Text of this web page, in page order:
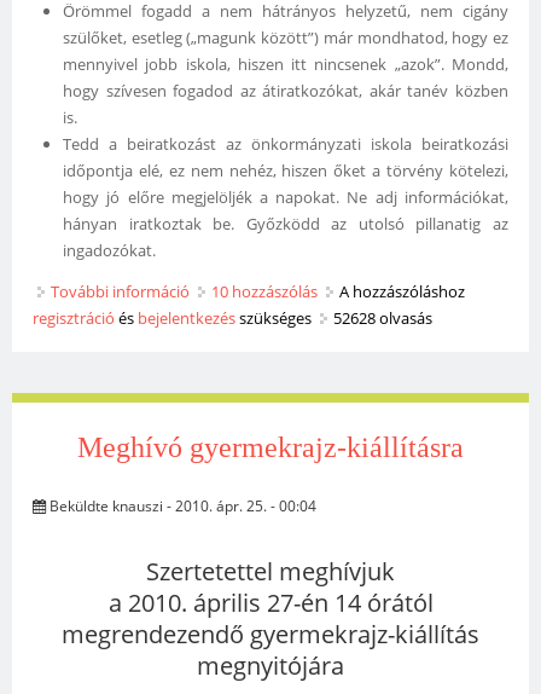
Örömmel fogadd a nem hátrányos helyzetű, nem cigány
szülőket, esetleg („magunk között”) már mondhatod, hogy ez
mennyivel jobb iskola, hiszen itt nincsenek „azok”. Mondd,
hogy szívesen fogadod az átiratkozókat, akár tanév közben
is.
Tedd a beiratkozást az önkormányzati iskola beiratkozási
időpontja elé, ez nem nehéz, hiszen őket a törvény kötelezi,
hogy jó előre megjelöljék a napokat. Ne adj információkat,
hányan iratkoztak be. Győzködd az utolsó pillanatig az
ingadozókat.
További információ L. Ritók Nóra: Az egyházi iskolák és a szegregáció
tartalommal kapcsolatosan
10 hozzászólás
A hozzászóláshoz
regisztráció és bejelentkezésszükséges 52628 olvasás
Meghívó gyermekrajz-kiállításra
Beküldte knauszi - 2010. ápr. 25. - 00:04
Szertetettel meghívjuk
a 2010. április 27-én 14 órától
megrendezendő gyermekrajz-kiállítás
megnyitójára